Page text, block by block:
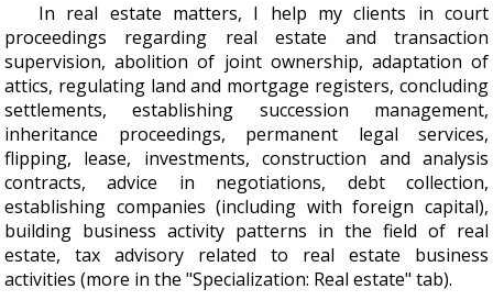
In real estate matters, I help my clients in court
proceedings regarding real estate and transaction
supervision, abolition of joint ownership, adaptation of
attics, regulating land and mortgage registers, concluding
settlements, establishing succession management,
inheritance proceedings, permanent legal services,
flipping, lease, investments, construction and analysis
contracts, advice in negotiations, debt collection,
establishing companies (including with foreign capital),
building business activity patterns in the field of real
estate, tax advisory related to real estate business
activities (more in the "Specialization: Real estate" tab).